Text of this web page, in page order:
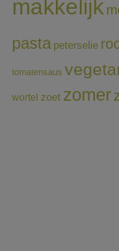
makkelijk
pasta peterselie
tomatensaus
wortel zoet zomer